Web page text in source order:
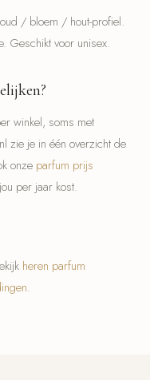
/ bloem / hout-profiel.
Geschikt voor unisex.
winkel, soms met
zie je in één overzicht de
onze parfum prijs
per jaar kost.
heren parfum
.